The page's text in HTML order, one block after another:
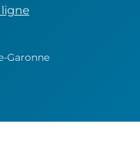
Garonne